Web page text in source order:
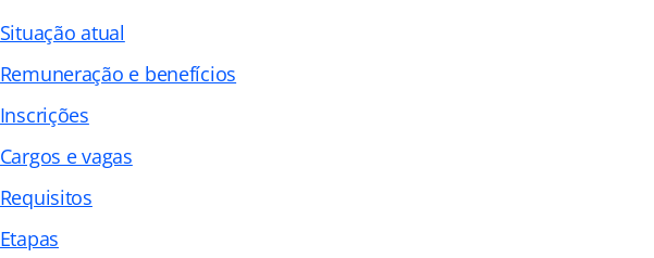
Situação atual
Remuneração e benefícios
Inscrições
Cargos e vagas
Requisitos
Etapas